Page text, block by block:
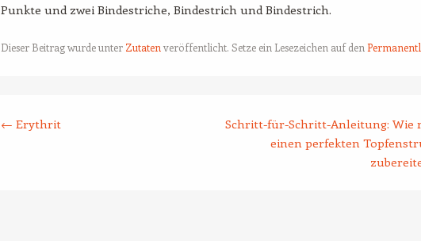
Punkte und zwei Bindestriche, Bindestrich und Bindestrich.
Dieser Beitrag wurde unter Zutaten veröffentlicht. Setze ein Lesezeichen auf den
← Erythrit
Schritt-für-Schritt-Anleitung: Wie
einen perfekten